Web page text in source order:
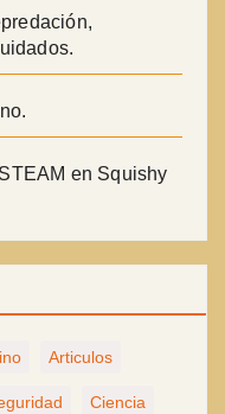
en Squishy
Articulos
Ciencia